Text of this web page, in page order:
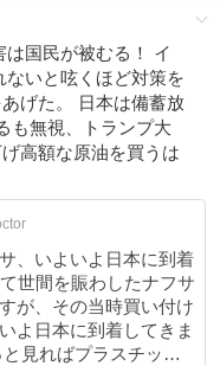
ド
を
消
す
国民が被むる！ イ
ないと呟くほど対策を
げた。 日本は備蓄放
も無視、トランプ大
高額な原油を買うは
、いよいよ日本に到着
世間を賑わしたナフサ
が、その当時買い付け
よ日本に到着してきま
見ればプラスチック